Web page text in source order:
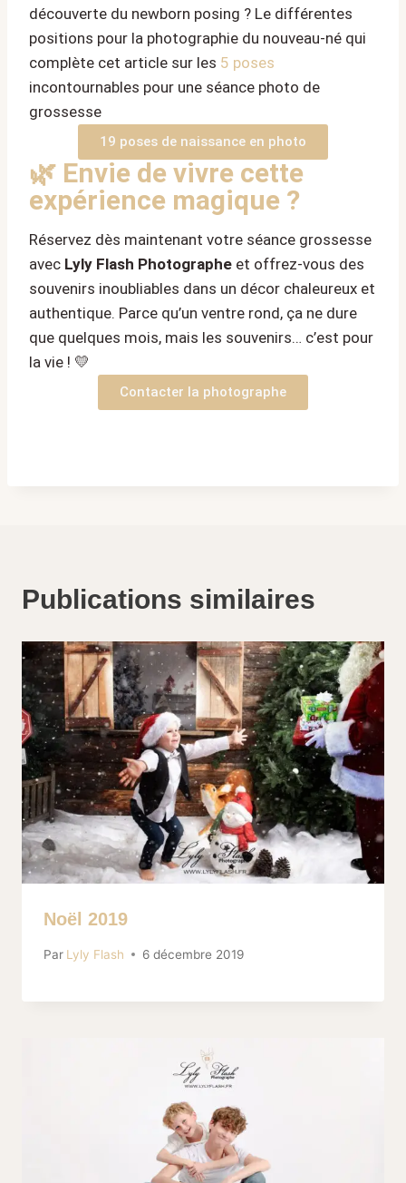
découverte du newborn posing ? Le différentes
positions pour la photographie du nouveau-né qui
complète cet article sur les 5 poses
incontournables pour une séance photo de
grossesse
19 poses de naissance en photo
🌿 Envie de vivre cette
expérience magique ?
Réservez dès maintenant votre séance grossesse
avec Lyly Flash Photographe et offrez-vous des
souvenirs inoubliables dans un décor chaleureux et
authentique. Parce qu’un ventre rond, ça ne dure
que quelques mois, mais les souvenirs… c’est pour
la vie ! 💛
Contacter la photographe
Publications similaires
Noël 2019
Par Lyly Flash 6 décembre 2019